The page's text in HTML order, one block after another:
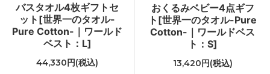
バスタオル4枚ギフトセ
ット[世界一のタオル-
Pure Cotton-｜ワールド
ベスト：L]
44,330円(税込)
おくるみベビー4点ギフ
ト[世界一のタオル-Pure
Cotton-｜ワールドベス
ト：S]
13,420円(税込)